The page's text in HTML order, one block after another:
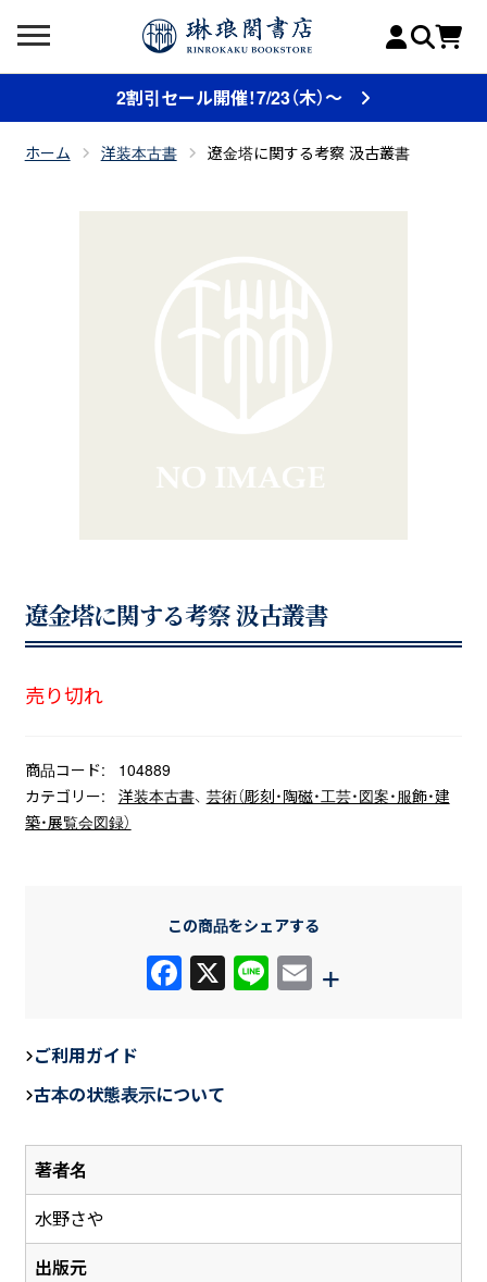
2割引セール開催！7/23（木）～
ホーム 洋装本古書 遼金塔に関する考察 汲古叢書
遼金塔に関する考察 汲古叢書
売り切れ
商品コード:
104889
カテゴリー:
洋装本古書、 芸術（彫刻・陶磁・工芸・図案・服飾・建
築・展覧会図録）
著者名
水野さや
出版元
この商品をシェアする
F
e
b
o
o
X Li E
+
ご利用ガイド
古本の状態表示について